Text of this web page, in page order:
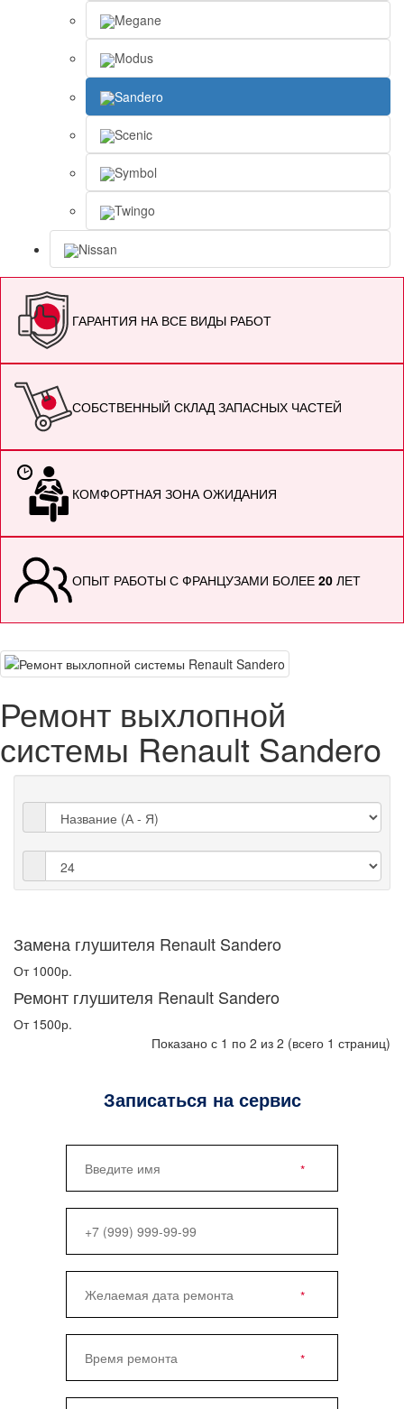
Megane
Modus
Sandero
Scenic
Symbol
Twingo
Nissan
ГАРАНТИЯ НА ВСЕ ВИДЫ РАБОТ
СОБСТВЕННЫЙ СКЛАД ЗАПАСНЫХ ЧАСТЕЙ
КОМФОРТНАЯ ЗОНА ОЖИДАНИЯ
ОПЫТ РАБОТЫ С ФРАНЦУЗАМИ БОЛЕЕ 20 ЛЕТ
Ремонт выхлопной
системы Renault Sandero
Замена глушителя Renault Sandero
От 1000р.
Ремонт глушителя Renault Sandero
От 1500р.
Показано с 1 по 2 из 2 (всего 1 страниц)
Записаться на сервис